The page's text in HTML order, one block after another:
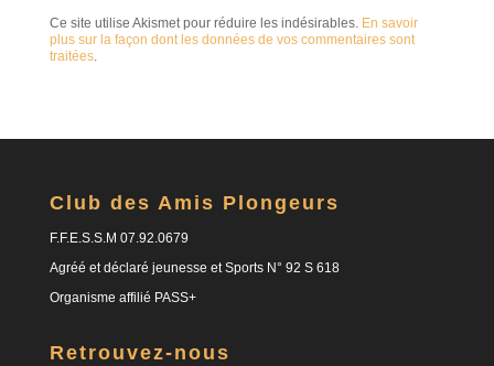
Ce site utilise Akismet pour réduire les indésirables. En savoir
plus sur la façon dont les données de vos commentaires sont
traitées.
Club des Amis Plongeurs
F.F.E.S.S.M 07.92.0679
Agréé et déclaré jeunesse et Sports N° 92 S 618
Organisme affilié PASS+
Retrouvez-nous